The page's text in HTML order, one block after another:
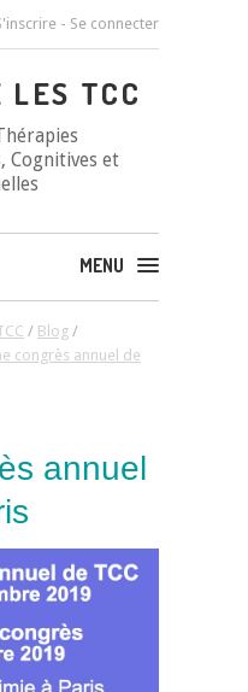
- Se connecter
LES TCC
Cognitives et
MENU
/ Blog /
congrès annuel de
annuel